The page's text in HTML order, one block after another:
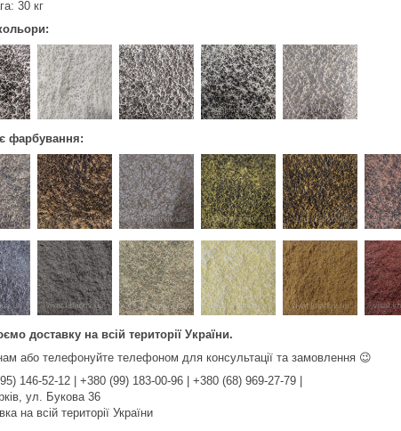
30 кг
фарбування:
доставку на всій території України.
або телефонуйте телефоном для консультації та замовлення 😉
146-52-12 | +380 (99) 183-00-96 | +380 (68) 969-27-79 |
ул. Букова 36
на всій території України